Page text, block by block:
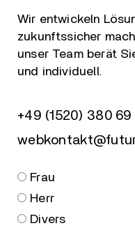
Wir entwickeln
zukunftssicher
unser Team berät
und individuell.
+49 (1520) 380 69
Frau
Herr
Divers